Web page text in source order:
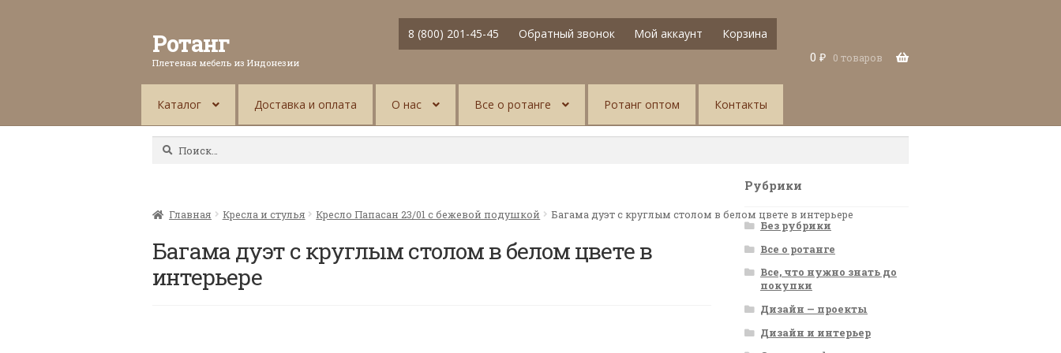
Ротанг
Плетеная мебель из Индонезии
8 (800) 201-45-45 Обратный звонок Мой аккаунт
Корзина
0 ₽ 0 товаров
Каталог Доставка и оплата О нас Все о ротанге Ротанг оптом Контакты
Найти:
Главная Кресла и стулья Кресло Папасан 23/01 с бежевой подушкой Багама дуэт с круглым столом в белом цвете в интерьере
Багама дуэт с круглым столом в белом цвете в
интерьере
Рубрики
Без рубрики
Все о ротанге
Все, что нужно знать до
покупки
Дизайн — проекты
Дизайн и интерьер